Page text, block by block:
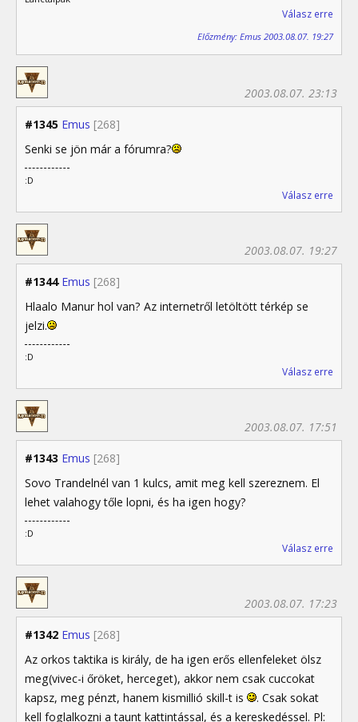
Válasz erre
Előzmény: Emus 2003.08.07. 19:27
#1345 Emus [268]
2003.08.07. 23:13
Senki se jön már a fórumra?
:D
Válasz erre
#1344 Emus [268]
2003.08.07. 19:27
Hlaalo Manur hol van? Az internetről letöltött térkép se
jelzi.
:D
Válasz erre
#1343 Emus [268]
2003.08.07. 17:51
Sovo Trandelnél van 1 kulcs, amit meg kell szereznem. El
lehet valahogy tőle lopni, és ha igen hogy?
:D
Válasz erre
#1342 Emus [268]
2003.08.07. 17:23
Az orkos taktika is király, de ha igen erős ellenfeleket ölsz
meg(vivec-i őröket, herceget), akkor nem csak cuccokat
kapsz, meg pénzt, hanem kismillió skill-t is
. Csak sokat
kell foglalkozni a taunt kattintással, és a kereskedéssel. Pl: